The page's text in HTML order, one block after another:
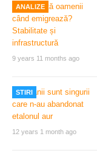
ANALIZE
9 years 11 months ago
STIRI
12 years 1 month ago